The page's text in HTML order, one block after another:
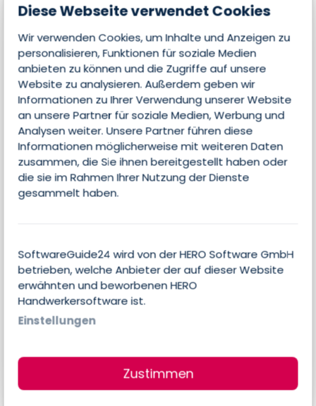
Diese Webseite verwendet Cookies
Wir verwenden Cookies, um Inhalte und Anzeigen zu
personalisieren, Funktionen für soziale Medien
anbieten zu können und die Zugriffe auf unsere
Website zu analysieren. Außerdem geben wir
Informationen zu Ihrer Verwendung unserer Website
an unsere Partner für soziale Medien, Werbung und
Analysen weiter. Unsere Partner führen diese
Informationen möglicherweise mit weiteren Daten
zusammen, die Sie ihnen bereitgestellt haben oder
die sie im Rahmen Ihrer Nutzung der Dienste
gesammelt haben.
SoftwareGuide24 wird von der HERO Software GmbH
betrieben, welche Anbieter der auf dieser Website
erwähnten und beworbenen HERO
Handwerkersoftware ist.
Einstellungen
Zustimmen
Features
Kontakte & Leads managen
Opportunities managen
Mobile Nutzung
Marketing-Automatisierung
Preise
Errechneter Preis pro Person & Monat